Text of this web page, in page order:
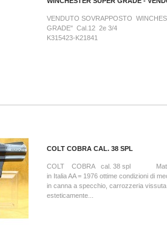
VENDUTO SOVRAPPOSTO
GRADE" Cal.12 2e
K315423-K21841
COLT COBRA CAL. 38 SPL
COLT COBRA cal. 38 spl Matr.
in Italia AA = 1976 ottime condizioni di
in canna a specchio, carrozzeria
esteticamente...